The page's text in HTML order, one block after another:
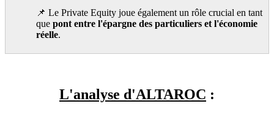
📌 Le Private Equity joue également un rôle crucial en tant
que pont entre l'épargne des particuliers et l'économie
réelle.
L'analyse d'ALTAROC :